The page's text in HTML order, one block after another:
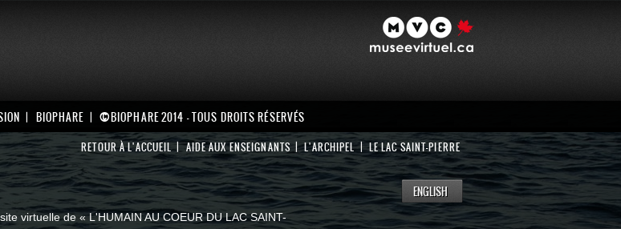
BIOPHARE ©BIOPHARE 2014 - TOUS DROITS RÉSERVÉS
RETOUR À L'ACCUEIL AIDE AUX ENSEIGNANTS L'ARCHIPEL LE LAC SAINT-PIERRE
ENGLISH
virtuelle de « L'HUMAIN AU COEUR DU LAC SAINT-